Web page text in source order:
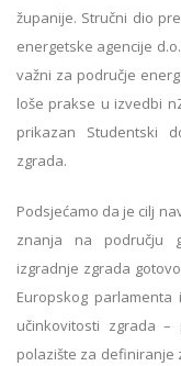
županije. Stručni dio
energetske agencije
važni za područje
loše prakse u izvedbi
prikazan Studentski
zgrada.
Podsjećamo da je cilj
znanja na području
izgradnje zgrada
Europskog
učinkovitosti zgrada –
polazište za definiranje